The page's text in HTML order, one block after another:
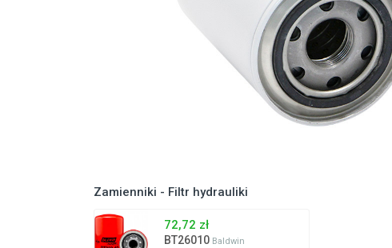
Zamienniki - Filtr hydrauliki
72,72 zł
BT26010 Baldwin